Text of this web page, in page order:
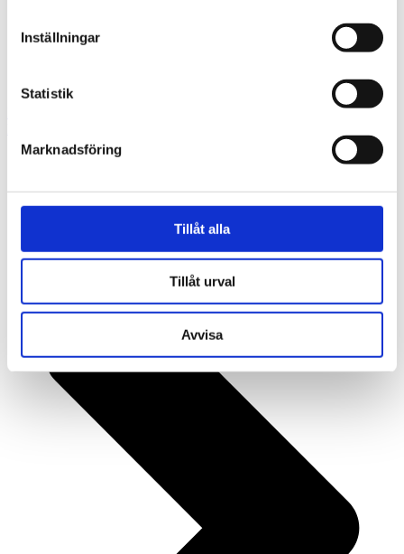
Inställningar
Statistik
Marknadsföring
Tillåt alla
Tillåt urval
Avvisa
Din röst visar vägen, nu börjar vårt arbete!